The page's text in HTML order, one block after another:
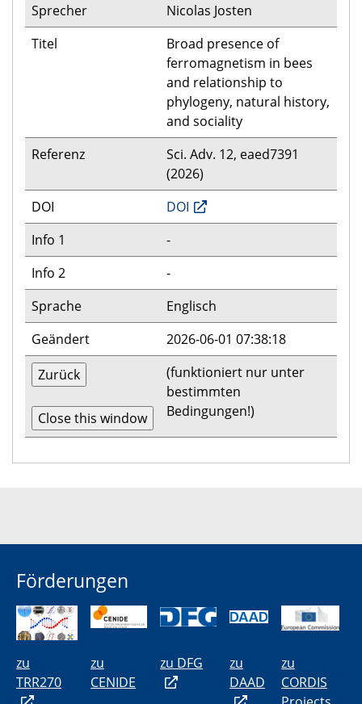
Sprecher
Nicolas Josten
Titel
Broad presence of
ferromagnetism in bees
and relationship to
phylogeny, natural history,
and sociality
Referenz
Sci. Adv. 12, eaed7391
(2026)
DOI
DOI
Info 1
-
Info 2
-
Sprache
Englisch
Geändert
2026-06-01 07:38:18
(funktioniert nur unter
bestimmten
Bedingungen!)
Förderungen
zu
TRR270
zu
CENIDE
zu DFG
zu
DAAD
zu
CORDIS